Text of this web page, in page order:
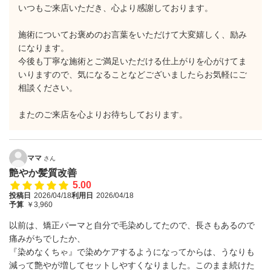
いつもご来店いただき、心より感謝しております。
施術についてお褒めのお言葉をいただけて大変嬉しく、励み
になります。
今後も丁寧な施術とご満足いただける仕上がりを心がけてま
いりますので、気になることなどございましたらお気軽にご
相談ください。
またのご来店を心よりお待ちしております。
ママ さん
艶やか髪質改善
5.00
投稿日 2026/04/18利用日 2026/04/18
予算 ￥3,960
以前は、矯正パーマと自分で毛染めしてたので、長さもあるので
痛みがちでしたか、
『染めなくちゃ』で染めケアするようになってからは、うなりも
減って艶やが増してセットしやすくなりました。このまま続けた